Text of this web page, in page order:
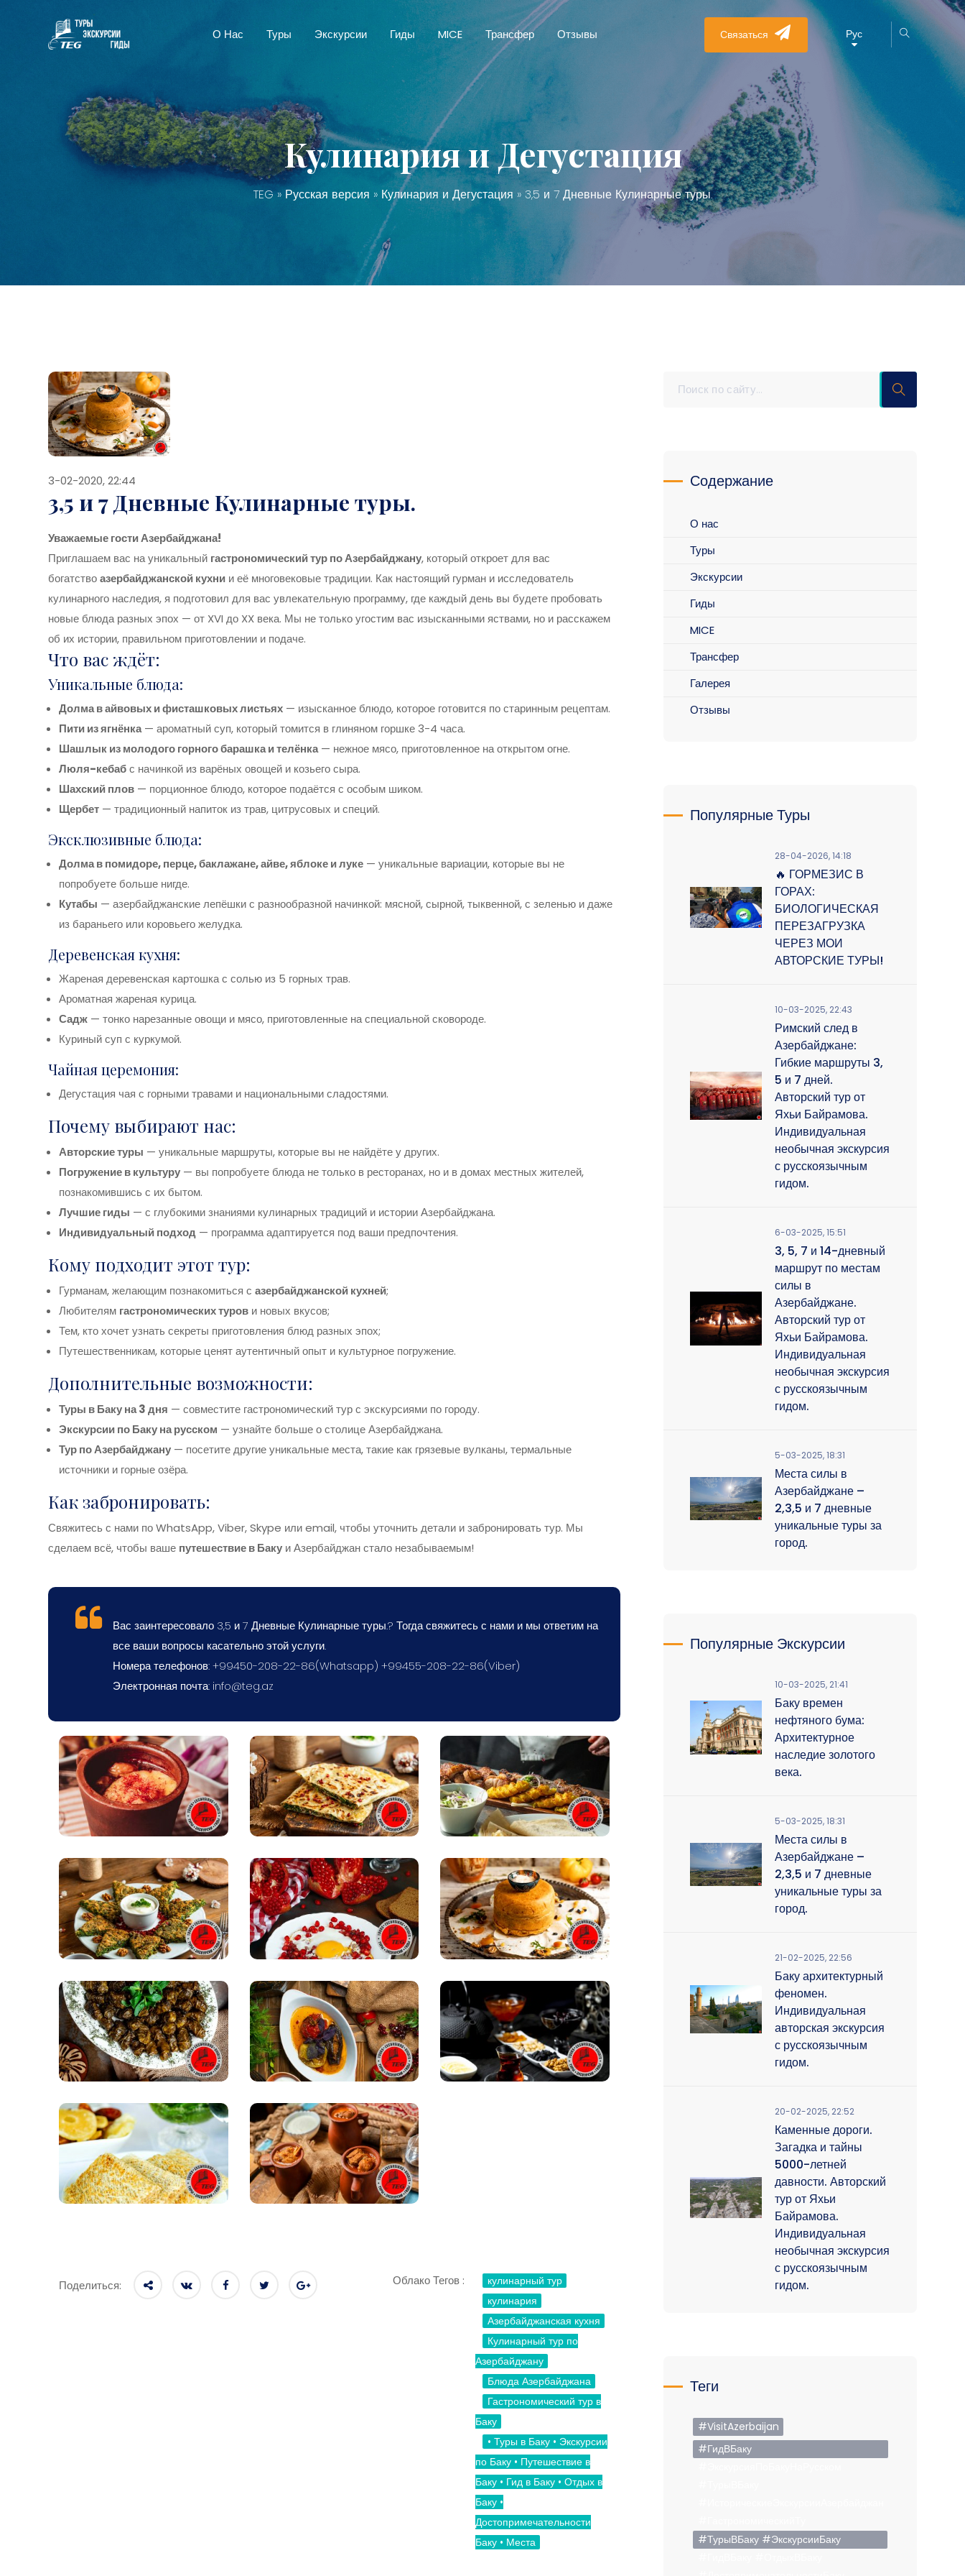
О Нас Туры Экскурсии Гиды MICE Трансфер Отзывы Связаться Рус
Кулинария и Дегустация
TEG» Русская версия » Кулинария и Дегустация » 3,5 и 7 Дневные Кулинарные туры.
3-02-2020, 22:44
3,5 и 7 Дневные Кулинарные туры.
Уважаемые гости Азербайджана!
Приглашаем вас на уникальный гастрономический тур по Азербайджану, который откроет для вас
богатствоазербайджанской кухни и её многовековые традиции. Как настоящий гурман и исследователь
кулинарного наследия, я подготовил для вас увлекательную программу, где каждый день вы будете пробовать
новые блюда разных эпох — от XVI до XX века. Мы не только угостим вас изысканными яствами, но и расскажем
об их истории, правильном приготовлении и подаче.
Что вас ждёт:
Уникальные блюда:
Долма в айвовых и фисташковых листьях — изысканное блюдо, которое готовится по старинным рецептам.
Пити из ягнёнка— ароматный суп, который томится в глиняном горшке 3-4 часа.
Шашлык из молодого горного барашка и телёнка— нежное мясо, приготовленное на открытом огне.
Люля-кебабс начинкой из варёных овощей и козьего сыра.
Шахский плов — порционное блюдо, которое подаётся с особым шиком.
Щербет — традиционный напиток из трав, цитрусовых и специй.
Эксклюзивные блюда:
Долма в помидоре, перце, баклажане, айве, яблоке и луке — уникальные вариации, которые вы не
попробуете больше нигде.
Кутабы — азербайджанские лепёшки с разнообразной начинкой: мясной, сырной, тыквенной, с зеленью и даже
из бараньего или коровьего желудка.
Деревенская кухня:
Жареная деревенская картошка с солью из 5 горных трав.
Ароматная жареная курица.
Садж — тонко нарезанные овощи и мясо, приготовленные на специальной сковороде.
Куриный суп с куркумой.
Чайная церемония:
Дегустация чая с горными травами и национальными сладостями.
Почему выбирают нас:
Авторские туры — уникальные маршруты, которые вы не найдёте у других.
Погружение в культуру — вы попробуете блюда не только в ресторанах, но и в домах местных жителей,
познакомившись с их бытом.
Лучшие гиды — с глубокими знаниями кулинарных традиций и истории Азербайджана.
Индивидуальный подход — программа адаптируется под ваши предпочтения.
Кому подходит этот тур:
Гурманам, желающим познакомиться с азербайджанской кухней;
Любителям гастрономических туров и новых вкусов;
Тем, кто хочет узнать секреты приготовления блюд разных эпох;
Путешественникам, которые ценят аутентичный опыт и культурное погружение.
Дополнительные возможности:
Туры в Баку на 3 дня — совместите гастрономический тур с экскурсиями по городу.
Экскурсии по Баку на русском — узнайте больше о столице Азербайджана.
Тур по Азербайджану — посетите другие уникальные места, такие как грязевые вулканы, термальные
источники и горные озёра.
Как забронировать:
Свяжитесь с нами по WhatsApp, Viber, Skype или email, чтобы уточнить детали и забронировать тур. Мы
сделаем всё, чтобы ваше путешествие в Баку и Азербайджан стало незабываемым!
Вас заинтересовало 3,5 и 7 Дневные Кулинарные туры.? Тогда свяжитесь с нами и мы ответим на
все ваши вопросы касательно этой услуги.
Номера телефонов: +99450-208-22-86(Whatsapp) +99455-208-22-86(Viber)
Электронная почта: info@teg.az
Поделиться: Облако Тегов :
кулинарный тур
кулинария
Азербайджанская кухня
Кулинарный тур по
Азербайджану
Блюда Азербайджана
Гастрономический тур в
Баку
• Туры в Баку • Экскурсии
по Баку • Путешествие в
Баку • Гид в Баку • Отдых в
Баку •
Достопримечательности
Баку • Места
Содержание
О нас
Туры
Экскурсии
Гиды
MICE
Трансфер
Галерея
Отзывы
Популярные Туры
28-04-2026, 14:18
🔥 ГОРМЕЗИС В
ГОРАХ:
БИОЛОГИЧЕСКАЯ
ПЕРЕЗАГРУЗКА
ЧЕРЕЗ МОИ
АВТОРСКИЕ ТУРЫ!
10-03-2025, 22:43
Римский след в
Азербайджане:
Гибкие маршруты 3,
5 и 7 дней.
Авторский тур от
Яхьи Байрамова.
Индивидуальная
необычная экскурсия
с русскоязычным
гидом.
6-03-2025, 15:51
3, 5, 7 и 14-дневный
маршрут по местам
силы в
Азербайджане.
Авторский тур от
Яхьи Байрамова.
Индивидуальная
необычная экскурсия
с русскоязычным
гидом.
5-03-2025, 18:31
Места силы в
Азербайджане –
2,3,5 и 7 дневные
уникальные туры за
город.
Популярные Экскурсии
10-03-2025, 21:41
Баку времен
нефтяного бума:
Архитектурное
наследие золотого
века.
5-03-2025, 18:31
Места силы в
Азербайджане –
2,3,5 и 7 дневные
уникальные туры за
город.
21-02-2025, 22:56
Баку архитектурный
феномен.
Индивидуальная
авторская экскурсия
с русскоязычным
гидом.
20-02-2025, 22:52
Каменные дороги.
Загадка и тайны
5000-летней
давности. Авторский
тур от Яхьи
Байрамова.
Индивидуальная
необычная экскурсия
с русскоязычным
гидом.
Теги
#VisitAzerbaijan
#ГидВБаку
#ТурыВБаку #ЭкскурсииБаку